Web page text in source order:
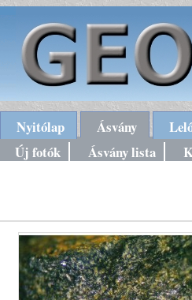
Nyitólap Ásvány
Új fotók
Ásvány lista